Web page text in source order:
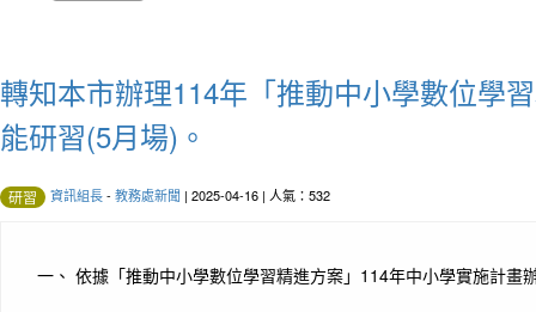
轉知本市辦理114年「推動中小學數位學
能研習(5月場)。
研習 資訊組長- 教務處新聞 | 2025-04-16 | 人氣：532
一、 依據「推動中小學數位學習精進方案」114年中小學實施計畫